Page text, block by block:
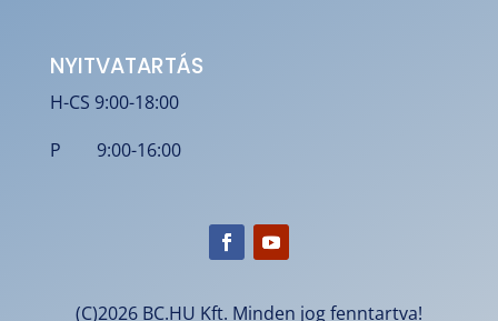
NYITVATARTÁS
H-CS 9:00-18:00
P 9:00-16:00
(C)2026 BC.HU Kft. Minden jog fenntartva!